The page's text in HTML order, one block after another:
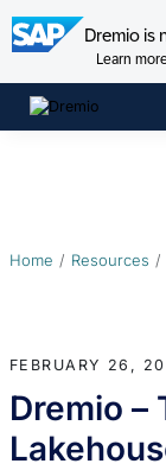
Dremio is
Learn
Skip
to
Home Resources
FEBRUARY 26,
Dremio –